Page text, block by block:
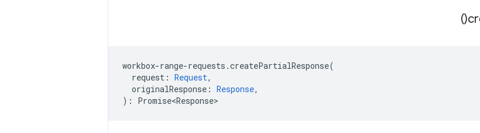
)
workbox-range-requests .createPartialResponse(
request : Request,
originalResponse : Response,
) : Promise<Response>